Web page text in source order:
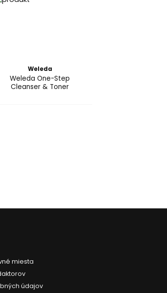
Weleda
Weleda One-Step
Cleanser & Toner
miesta
údajov